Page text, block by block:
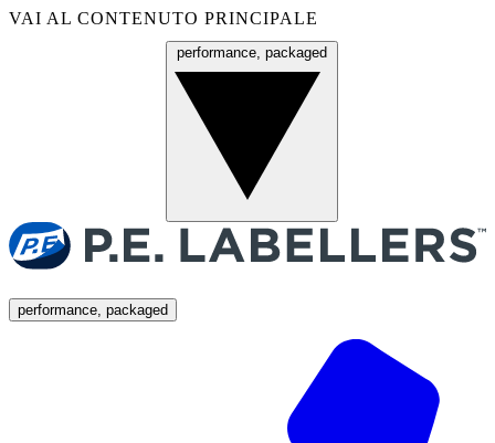
VAI AL CONTENUTO PRINCIPALE
performance, packaged
performance, packaged